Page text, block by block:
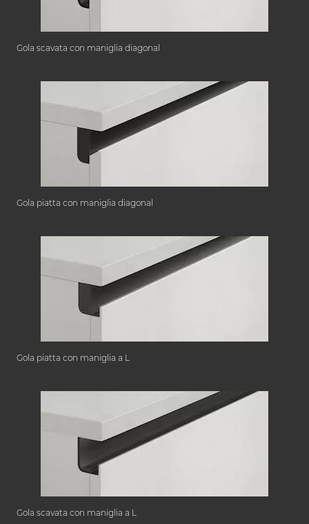
Gola scavata con maniglia diagonal
Gola piatta con maniglia diagonal
Gola piatta con maniglia a L
Gola scavata con maniglia a L